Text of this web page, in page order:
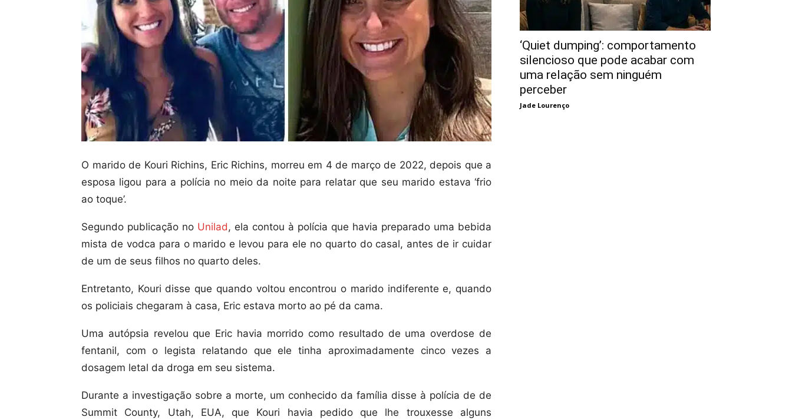
O marido de Kouri Richins, Eric Richins, morreu em 4 de março de 2022, depois que a
esposa ligou para a polícia no meio da noite para relatar que seu marido estava ‘frio
ao toque’.
Segundo publicação no Unilad, ela contou à polícia que havia preparado uma bebida
mista de vodca para o marido e levou para ele no quarto do casal, antes de ir cuidar
de um de seus filhos no quarto deles.
Entretanto, Kouri disse que quando voltou encontrou o marido indiferente e, quando
os policiais chegaram à casa, Eric estava morto ao pé da cama.
Uma autópsia revelou que Eric havia morrido como resultado de uma overdose de
fentanil, com o legista relatando que ele tinha aproximadamente cinco vezes a
dosagem letal da droga em seu sistema.
Durante a investigação sobre a morte, um conhecido da família disse à polícia de de
Summit County, Utah, EUA, que Kouri havia pedido que lhe trouxesse alguns
‘Quiet dumping’: comportamento
silencioso que pode acabar com
uma relação sem ninguém
perceber
Jade Lourenço